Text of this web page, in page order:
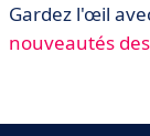
Gardez l'œil
nouveautés